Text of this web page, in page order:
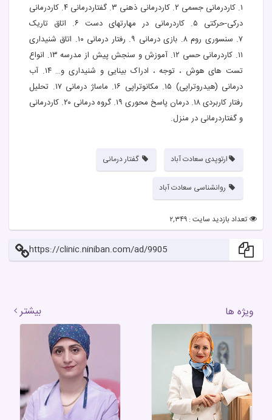
۱. کاردرمانی جسمی ۲. کاردرمانی ذهنی ۳. گفتاردرمانی ۴. کاردرمانی
درکی-حرکتی ۵. کاردرمانی در مهارتهای دست ۶. اتاق تاریک
۷. سنسوری روم ۸. بازی درمانی ۹. رفتار درمانی ۱۰. اتاق شنیداری
۱۱. کاردرمانی حسی ۱۲. آموزش و سنجش پیش از مدرسه ۱۳. انواع
تست های هوش ، توجه ، ادراک بینایی و شنیداری و… ۱۴. آب
درمانی (هیدروتراپی) ۱۵. مکانوتراپی ۱۶. ماساژ درمانی ۱۷. تحلیل
رفتار کاربردی ۱۸. درمان پاسخ محوری ۱۹. گروه درمانی ۲۰. کاردرمانی
و گفتاردرمانی در منزل.
ارتوپدی سعادت آباد گفتار درمانی
روانشناسی سعادت آباد
تعداد بازدید سایت : ۲,۳۴۹
https://clinic.niniban.com/ad/9905
ویژه ها بیشتر